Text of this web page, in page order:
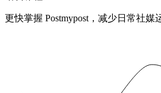
更快掌握 Postmypost，减少日常社媒